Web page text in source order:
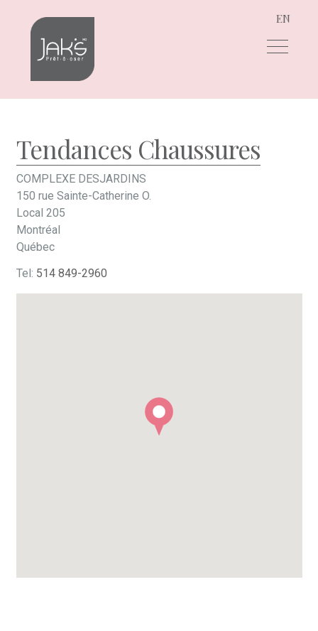
Aller
navigation
Aller
contenu
EN
Tendances Chaussures
COMPLEXE DESJARDINS
150 rue Sainte-Catherine O.
Local 205
Montréal
Québec
Tel: 514 849-2960